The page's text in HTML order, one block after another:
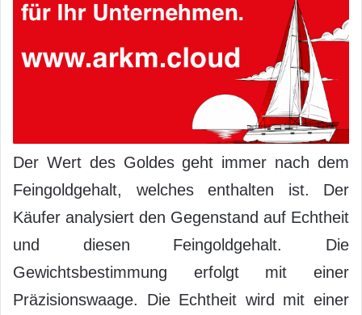
Der Wert des Goldes geht immer nach dem
Feingoldgehalt, welches enthalten ist. Der
Käufer analysiert den Gegenstand auf Echtheit
und diesen Feingoldgehalt. Die
Gewichtsbestimmung erfolgt mit einer
Präzisionswaage. Die Echtheit wird mit einer